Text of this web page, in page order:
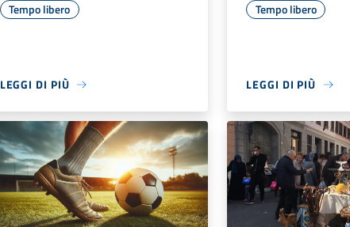
Tempo libero
LEGGI DI PIÙ
Tempo libero
LEGGI DI PIÙ